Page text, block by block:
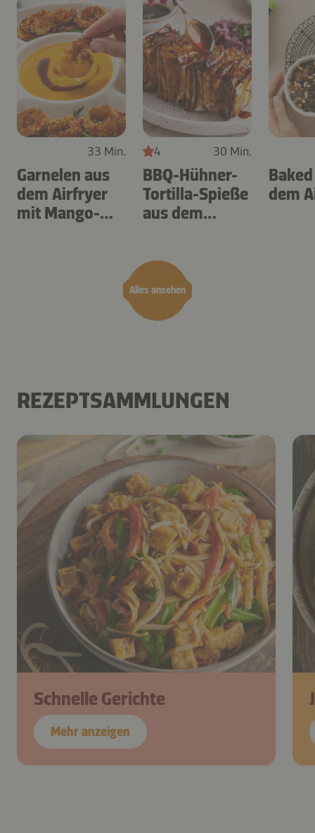
Alles ansehen
33 Min.
Garnelen aus
dem Airfryer
mit Mango-
4 30 Min.
BBQ-Hühner-
Tortilla-Spieße
aus dem
dem
REZEPTSAMMLUNGEN
Schnelle Gerichte
Mehr anzeigen